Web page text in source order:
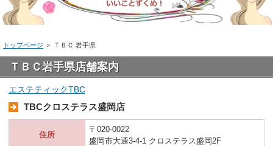
トップページ ＞ ＴＢＣ 岩手県
ＴＢＣ岩手県店舗案内
エステティックTBC
TBCクロステラス盛岡店
住所
〒020-0022
盛岡市大通3-4-1 クロステラス盛岡2F